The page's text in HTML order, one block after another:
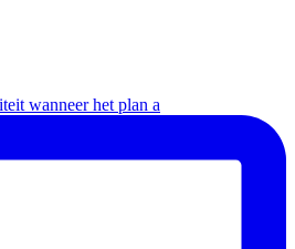
wanneer het plan a